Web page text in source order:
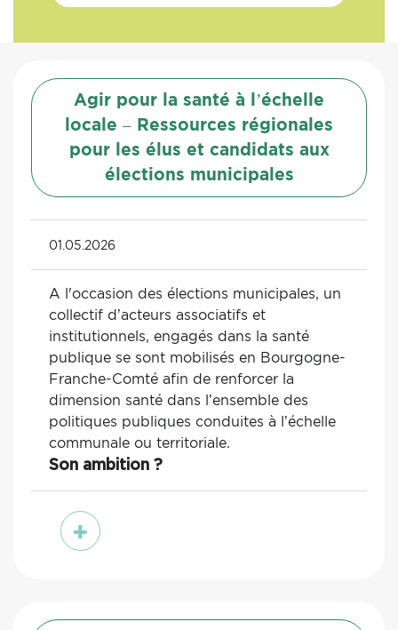
Agir pour la santé à l’échelle
locale – Ressources régionales
pour les élus et candidats aux
élections municipales
01.05.2026
A l'occasion des élections municipales, un
collectif d’acteurs associatifs et
institutionnels, engagés dans la santé
publique se sont mobilisés en Bourgogne-
Franche-Comté afin de renforcer la
dimension santé dans l’ensemble des
politiques publiques conduites à l’échelle
communale ou territoriale.
Son ambition ?
voir